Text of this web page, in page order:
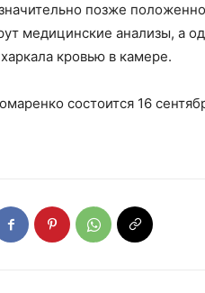
позже
медицинские анализы, а
кровью в камере.
состоится 16